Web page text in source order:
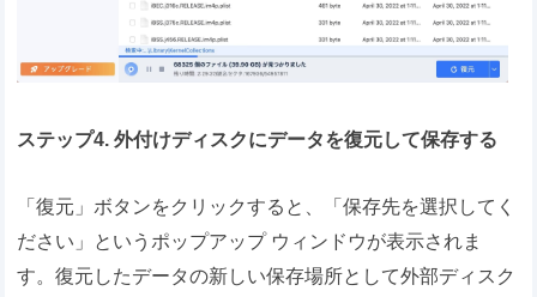
ステップ4. 外付けディスクにデータを復元して保存する
「復元」ボタンをクリックすると、「保存先を選択してく
ださい」というポップアップ ウィンドウが表示されま
す。復元したデータの新しい保存場所として外部ディスク